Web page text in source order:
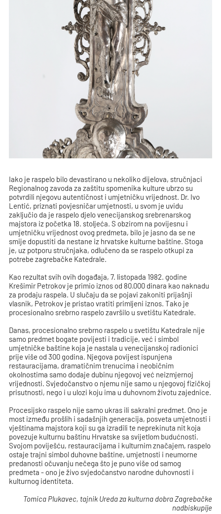
Iako je raspelo bilo devastirano u nekoliko dijelova, stručnjaci
Regionalnog zavoda za zaštitu spomenika kulture ubrzo su
potvrdili njegovu autentičnost i umjetničku vrijednost. Dr. Ivo
Lentić, priznati povjesničar umjetnosti, u svom je uvidu
zaključio da je raspelo djelo venecijanskog srebrenarskog
majstora iz početka 18. stoljeća. S obzirom na povijesnu i
umjetničku vrijednost ovog predmeta, bilo je jasno da se ne
smije dopustiti da nestane iz hrvatske kulturne baštine. Stoga
je, uz potporu stručnjaka, odlučeno da se raspelo otkupi za
potrebe zagrebačke Katedrale.
Kao rezultat svih ovih događaja, 7. listopada 1982. godine
Krešimir Petrokov je primio iznos od 80.000 dinara kao naknadu
za prodaju raspela. U slučaju da se pojavi zakoniti prijašnji
vlasnik, Petrokov je pristao vratiti primljeni iznos. Tako je
procesionalno srebrno raspelo završilo u svetištu Katedrale.
Danas, procesionalno srebrno raspelo u svetištu Katedrale nije
samo predmet bogate povijesti i tradicije, već i simbol
umjetničke baštine koja je nastala u venecijanskoj radionici
prije više od 300 godina. Njegova povijest ispunjena
restauracijama, dramatičnim trenucima i neobičnim
okolnostima samo dodaje dubinu njegovoj već neizmjernoj
vrijednosti. Svjedočanstvo o njemu nije samo u njegovoj fizičkoj
prisutnosti, nego i u ulozi koju ima u duhovnom životu zajednice.
Procesijsko raspelo nije samo ukras ili sakralni predmet. Ono je
most između prošlih i sadašnjih generacija, posveta umjetnosti i
vještinama majstora koji su ga izradili te neprekinuta nit koja
povezuje kulturnu baštinu Hrvatske sa svijetlom budućnosti.
Svojom poviješću, restauracijama i kulturnim značajem, raspelo
ostaje trajni simbol duhovne baštine, umjetnosti i neumorne
predanosti očuvanju nečega što je puno više od samog
predmeta - ono je živo svjedočanstvo narodne duhovnosti i
kulturnog identiteta.
Tomica Plukavec, tajnik Ureda za kulturna dobra Zagrebačke
nadbiskupije